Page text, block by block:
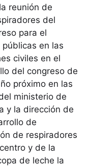
reunión de
del
para el
en las
civiles en el
del congreso de
próximo en las
ministerio de
y la dirección de
de
de respiradores
y de la
de leche la